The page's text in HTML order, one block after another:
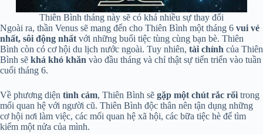
Thiên Bình tháng này sẽ có khá nhiều sự thay đổi
Ngoài ra, thần Venus sẽ mang đến cho Thiên Bình một tháng 6 vui vẻ
nhất, sôi động nhất với những buổi tiệc tùng cùng bạn bè. Thiên
Bình còn có cơ hội du lịch nước ngoài. Tuy nhiên, tài chính của Thiên
Bình sẽ khá khó khăn vào đầu tháng và chỉ thật sự tiến triển vào tuần
cuối tháng 6.
Về phương diện tình cảm, Thiên Bình sẽ gặp một chút rắc rối trong
mối quan hệ với người cũ. Thiên Bình độc thân nên tận dụng những
cơ hội nơi làm việc, các mối quan hệ xã hội, các bữa tiệc hè để tìm
kiếm một nửa của mình.